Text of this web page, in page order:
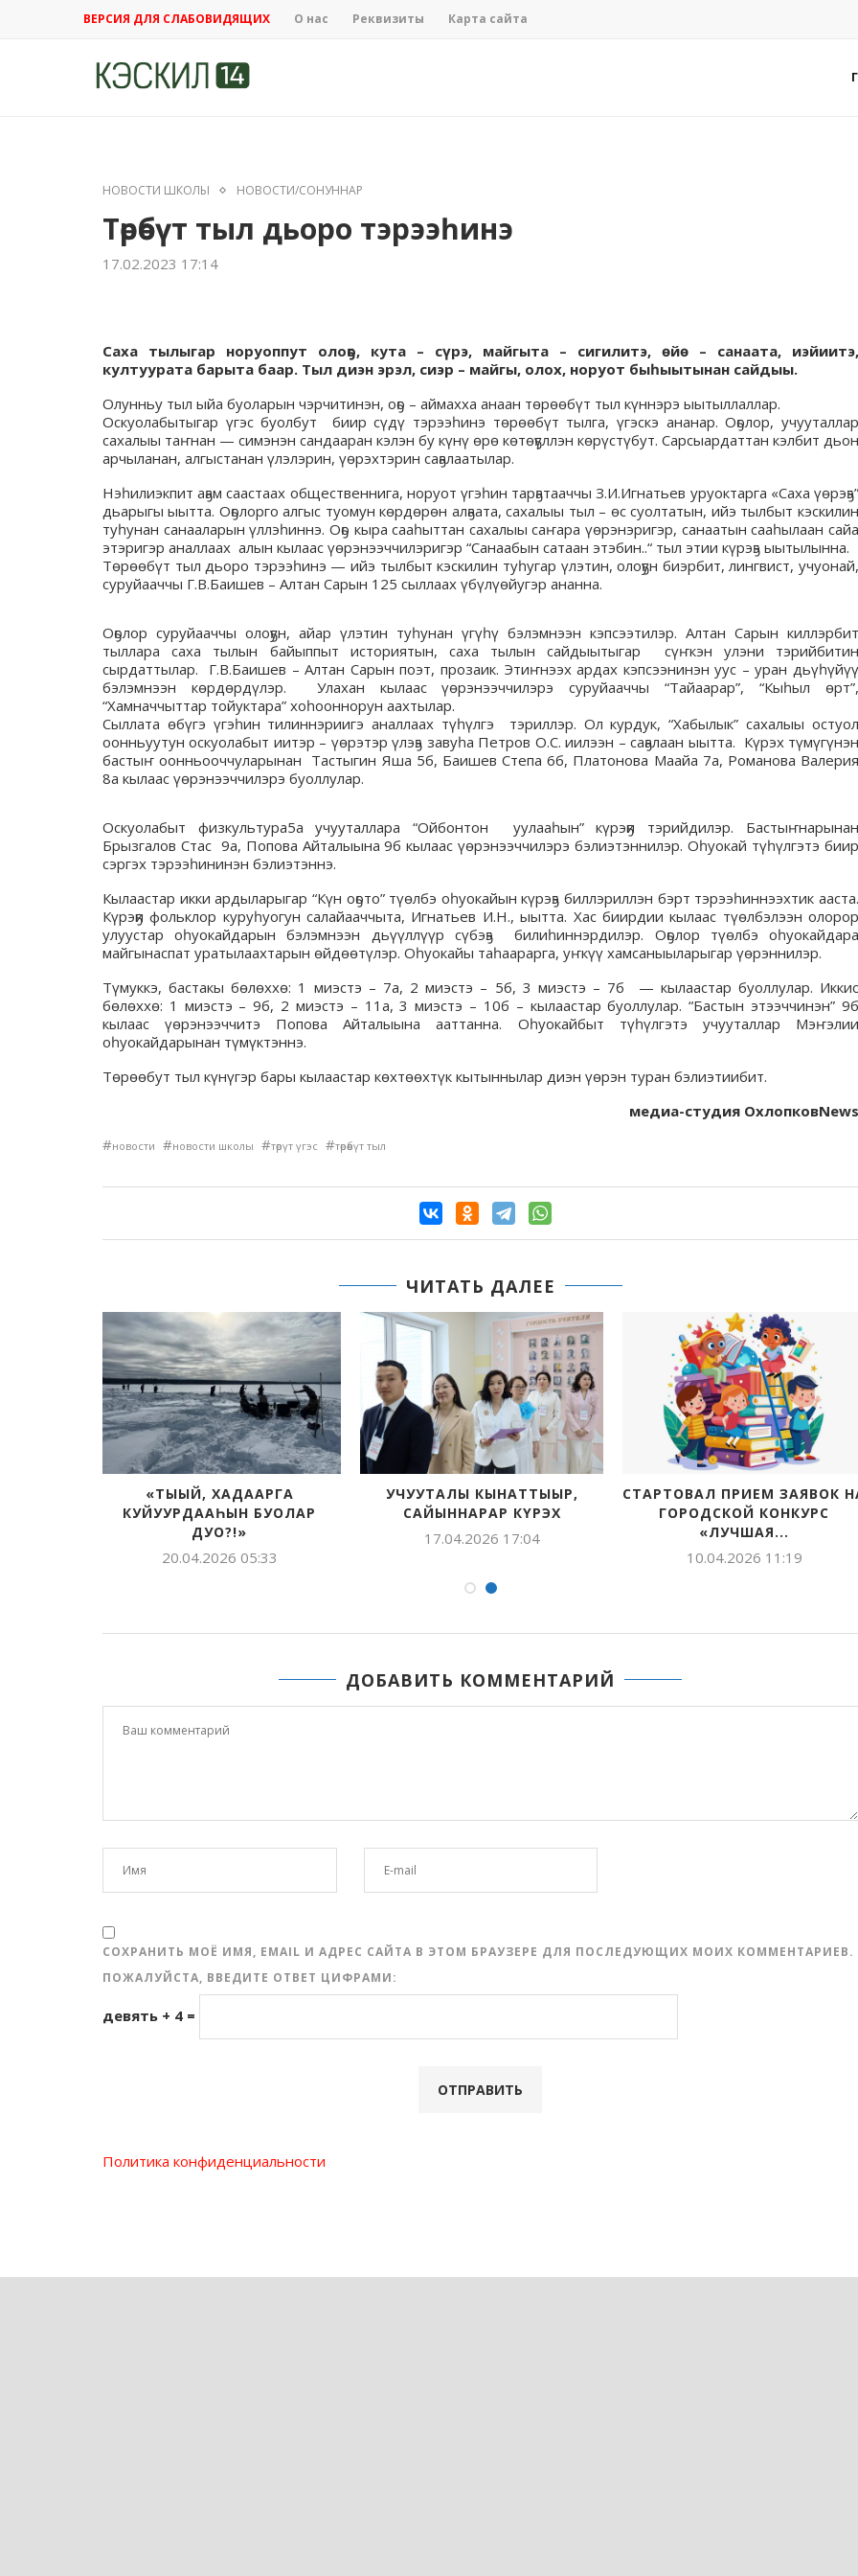
ВЕРСИЯ ДЛЯ СЛАБОВИДЯЩИХ О нас Реквизиты Карта сайта
НОВОСТИ ШКОЛЫ НОВОСТИ/СОНУННАР
Төрөөбүт тыл дьоро тэрээһинэ
17.02.2023 17:14
Саха тылыгар норуоппут олоҕо, кута – сүрэ, майгыта – сигилитэ, өйө – санаата, иэйиитэ,
култуурата барыта баар. Тыл диэн эрэл, сиэр – майгы, олох, норуот быһыытынан сайдыы.
Олунньу тыл ыйа буоларын чэрчитинэн, оҕо – аймахха анаан төрөөбүт тыл күннэрэ ыытыллаллар.
Оскуолабытыгар үгэс буолбут биир сүдү тэрээһинэ төрөөбүт тылга, үгэскэ ананар. Оҕолор, учууталлар
сахалыы таҥнан — симэнэн сандааран кэлэн бу күнү өрө көтөҕүллэн көрүстүбут. Сарсыардаттан кэлбит дьон
арчыланан, алгыстанан үлэлэрин, үөрэхтэрин саҕалаатылар.
Нэһилиэкпит аҕам саастаах общественнига, норуот үгэһин тарҕатааччы З.И.Игнатьев уруоктарга «Саха үөрэҕэ”
дьарыгы ыытта. Оҕолорго алгыс туомун көрдөрөн алҕаата, сахалыы тыл – өс суолтатын, ийэ тылбыт кэскилин
туһунан санааларын үллэһиннэ. Оҕо кыра сааһыттан сахалыы саҥара үөрэнэригэр, санаатын сааһылаан сайа
этэригэр аналлаах алын кылаас үөрэнээччилэригэр “Санаабын сатаан этэбин..“ тыл этии күрэҕэ ыытылынна.
Төрөөбүт тыл дьоро тэрээһинэ — ийэ тылбыт кэскилин туһугар үлэтин, олоҕун биэрбит, лингвист, учуонай,
суруйааччы Г.В.Баишев – Алтан Сарын 125 сыллаах үбүлүөйугэр ананна.
Оҕолор суруйааччы олоҕун, айар үлэтин туһунан үгүһү бэлэмнээн кэпсээтилэр. Алтан Сарын киллэрбит
тыллара саха тылын байыппыт историятын, саха тылын сайдыытыгар сүҥкэн улэни тэрийбитин
сырдаттылар. Г.В.Баишев – Алтан Сарын поэт, прозаик. Этиҥнээх ардах кэпсээнинэн уус – уран дьүһүйүү
бэлэмнээн көрдөрдүлэр. Улахан кылаас үөрэнээччилэрэ суруйааччы “Тайаарар”, “Кыһыл өрт”,
“Хамначчыттар тойуктара” хоһооннорун аахтылар.
Сыллата өбүгэ үгэһин тилиннэриигэ аналлаах түһүлгэ тэриллэр. Ол курдук, “Хабылык” сахалыы остуол
оонньуутун оскуолабыт иитэр – үөрэтэр үлэҕэ завуһа Петров О.С. иилээн – саҕалаан ыытта. Күрэх түмүгүнэн
бастыҥ оонньооччуларынан Тастыгин Яша 5б, Баишев Степа 6б, Платонова Маайа 7а, Романова Валерия
8а кылаас үөрэнээччилэрэ буоллулар.
Оскуолабыт физкультура5а учууталлара “Ойбонтон уулааһын” күрэҕи тэрийдилэр. Бастыҥнарынан
Брызгалов Стас 9а, Попова Айталыына 9б кылаас үөрэнээччилэрэ бэлиэтэннилэр. Оһуокай түһүлгэтэ биир
сэргэх тэрээһининэн бэлиэтэннэ.
Кылаастар икки ардыларыгар “Күн оҕото” түөлбэ оһуокайын күрэҕэ биллэриллэн бэрт тэрээһиннээхтик ааста.
Күрэҕи фольклор куруһуогун салайааччыта, Игнатьев И.Н., ыытта. Хас биирдии кылаас түөлбэлээн олорор
улуустар оһуокайдарын бэлэмнээн дьүүллүүр сүбэҕэ билиһиннэрдилэр. Оҕолор түөлбэ оһуокайдара
майгынаспат уратылаахтарын өйдөөтүлэр. Оһуокайы таһаарарга, уҥкүү хамсаныыларыгар үөрэннилэр.
Түмуккэ, бастакы бөлөххө: 1 миэстэ – 7а, 2 миэстэ – 5б, 3 миэстэ – 7б — кылаастар буоллулар. Иккис
бөлөххө: 1 миэстэ – 9б, 2 миэстэ – 11а, 3 миэстэ – 10б – кылаастар буоллулар. “Бастын этээччинэн” 9б
кылаас үөрэнээччитэ Попова Айталыына ааттанна. Оһуокайбыт түһүлгэтэ учууталлар Мэҥэлии
оһуокайдарынан түмүктэннэ.
Төрөөбут тыл күнүгэр бары кылаастар көхтөөхтүк кытыннылар диэн үөрэн туран бэлиэтиибит.
медиа-студия ОхлопковNews
#новости #новости школы #төрүт үгэс #төрөөбүт тыл
ЧИТАТЬ ДАЛЕЕ
«ТЫЫЙ, ХАДААРГА
КУЙУУРДААҺЫН БУОЛАР
ДУО?!»
20.04.2026 05:33
УЧУУТАЛЫ КЫНАТТЫЫР,
САЙЫННАРАР КҮРЭХ
17.04.2026 17:04
СТАРТОВАЛ ПРИЕМ ЗАЯВОК
ГОРОДСКОЙ КОНКУРС
«ЛУЧШАЯ...
10.04.2026 11:19
ДОБАВИТЬ КОММЕНТАРИЙ
СОХРАНИТЬ МОЁ ИМЯ, EMAIL И АДРЕС САЙТА В ЭТОМ БРАУЗЕРЕ ДЛЯ ПОСЛЕДУЮЩИХ МОИХ КОММЕНТАРИЕВ.
ПОЖАЛУЙСТА, ВВЕДИТЕ ОТВЕТ ЦИФРАМИ:
девять + 4 =
Политика конфиденциальности